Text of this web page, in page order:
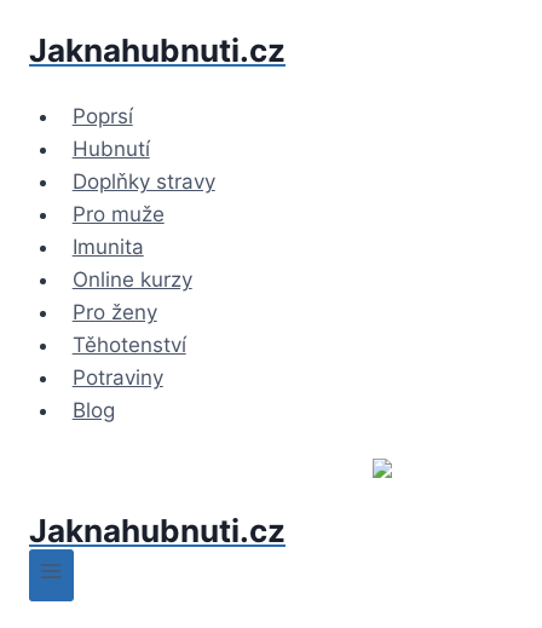
Jaknahubnuti.cz
Poprsí
Hubnutí
Doplňky stravy
Pro muže
Imunita
Online kurzy
Pro ženy
Těhotenství
Potraviny
Blog
Jaknahubnuti.cz